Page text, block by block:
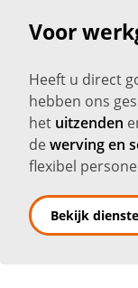
Voor
Heeft u direct
hebben ons
het uitzenden
de werving en
flexibel
Bekijk